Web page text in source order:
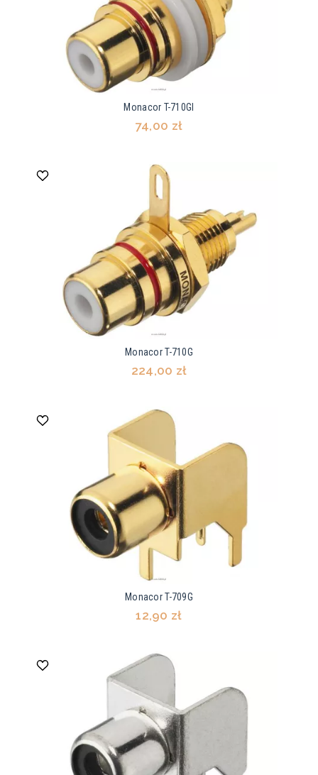
Monacor T-710GI
74,00 zł
Monacor T-710G
224,00 zł
Monacor T-709G
12,90 zł